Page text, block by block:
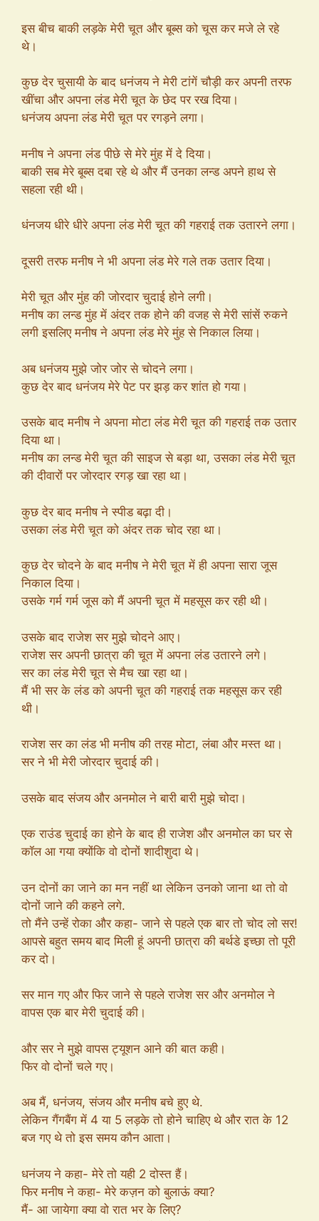
इस बीच बाकी लड़के मेरी चूत और बूब्स को चूस कर मजे ले रहे
थे।
कुछ देर चुसायी के बाद धनंजय ने मेरी टांगें चौड़ी कर अपनी तरफ
खींचा और अपना लंड मेरी चूत के छेद पर रख दिया।
धनंजय अपना लंड मेरी चूत पर रगड़ने लगा।
मनीष ने अपना लंड पीछे से मेरे मुंह में दे दिया।
बाकी सब मेरे बूब्स दबा रहे थे और मैं उनका लन्ड अपने हाथ से
सहला रही थी।
धंनजय धीरे धीरे अपना लंड मेरी चूत की गहराई तक उतारने लगा।
दूसरी तरफ मनीष ने भी अपना लंड मेरे गले तक उतार दिया।
मेरी चूत और मुंह की जोरदार चुदाई होने लगी।
मनीष का लन्ड मुंह में अंदर तक होने की वजह से मेरी सांसें रुकने
लगी इसलिए मनीष ने अपना लंड मेरे मुंह से निकाल लिया।
अब धनंजय मुझे जोर जोर से चोदने लगा।
कुछ देर बाद धनंजय मेरे पेट पर झड़ कर शांत हो गया।
उसके बाद मनीष ने अपना मोटा लंड मेरी चूत की गहराई तक उतार
दिया था।
मनीष का लन्ड मेरी चूत की साइज से बड़ा था, उसका लंड मेरी चूत
की दीवारों पर जोरदार रगड़ खा रहा था।
कुछ देर बाद मनीष ने स्पीड बढ़ा दी।
उसका लंड मेरी चूत को अंदर तक चोद रहा था।
कुछ देर चोदने के बाद मनीष ने मेरी चूत में ही अपना सारा जूस
निकाल दिया।
उसके गर्म गर्म जूस को मैं अपनी चूत में महसूस कर रही थी।
उसके बाद राजेश सर मुझे चोदने आए।
राजेश सर अपनी छात्रा की चूत में अपना लंड उतारने लगे।
सर का लंड मेरी चूत से मैच खा रहा था।
मैं भी सर के लंड को अपनी चूत की गहराई तक महसूस कर रही
थी।
राजेश सर का लंड भी मनीष की तरह मोटा, लंबा और मस्त था।
सर ने भी मेरी जोरदार चुदाई की।
उसके बाद संजय और अनमोल ने बारी बारी मुझे चोदा।
एक राउंड चुदाई का होने के बाद ही राजेश और अनमोल का घर से
कॉल आ गया क्योंकि वो दोनों शादीशुदा थे।
उन दोनों का जाने का मन नहीं था लेकिन उनको जाना था तो वो
दोनों जाने की कहने लगे.
तो मैंने उन्हें रोका और कहा- जाने से पहले एक बार तो चोद लो सर!
आपसे बहुत समय बाद मिली हूं अपनी छात्रा की बर्थडे इच्छा तो पूरी
कर दो।
सर मान गए और फिर जाने से पहले राजेश सर और अनमोल ने
वापस एक बार मेरी चुदाई की।
और सर ने मुझे वापस ट्यूशन आने की बात कही।
फिर वो दोनों चले गए।
अब मैं, धनंजय, संजय और मनीष बचे हुए थे.
लेकिन गैंगबैंग में 4 या 5 लड़के तो होने चाहिए थे और रात के 12
बज गए थे तो इस समय कौन आता।
धनंजय ने कहा- मेरे तो यही 2 दोस्त हैं।
फिर मनीष ने कहा- मेरे कज़न को बुलाऊं क्या?
मैं- आ जायेगा क्या वो रात भर के लिए?